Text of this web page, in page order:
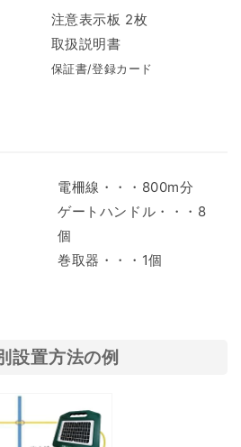
注意表示板 2枚
取扱説明書
保証書/登録カード
電柵線・・・800m分
ゲートハンドル・・・8
個
巻取器・・・1個
設置方法の例